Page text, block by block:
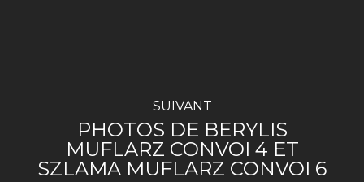
SUIVANT
PHOTOS DE BERYLIS
MUFLARZ CONVOI 4 ET
SZLAMA MUFLARZ CONVOI 6